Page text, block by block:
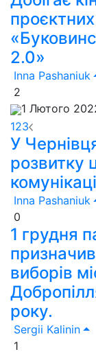
2.0»
Inna Pashaniuk
2
1 Лютого
123
У
розвитку
Inna Pashaniuk
0
1 грудня
виборів
року.
Sergii Kalinin
1